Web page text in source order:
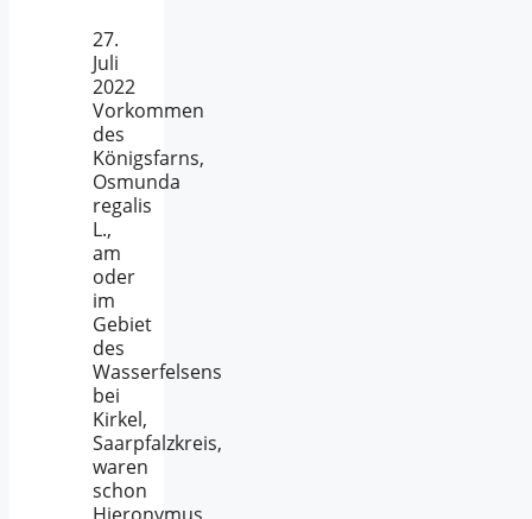
27.
Juli
2022
Vorkommen
des
Königsfarns,
Osmunda
regalis
L.,
am
oder
im
Gebiet
des
Wasserfelsens
bei
Kirkel,
Saarpfalzkreis,
waren
schon